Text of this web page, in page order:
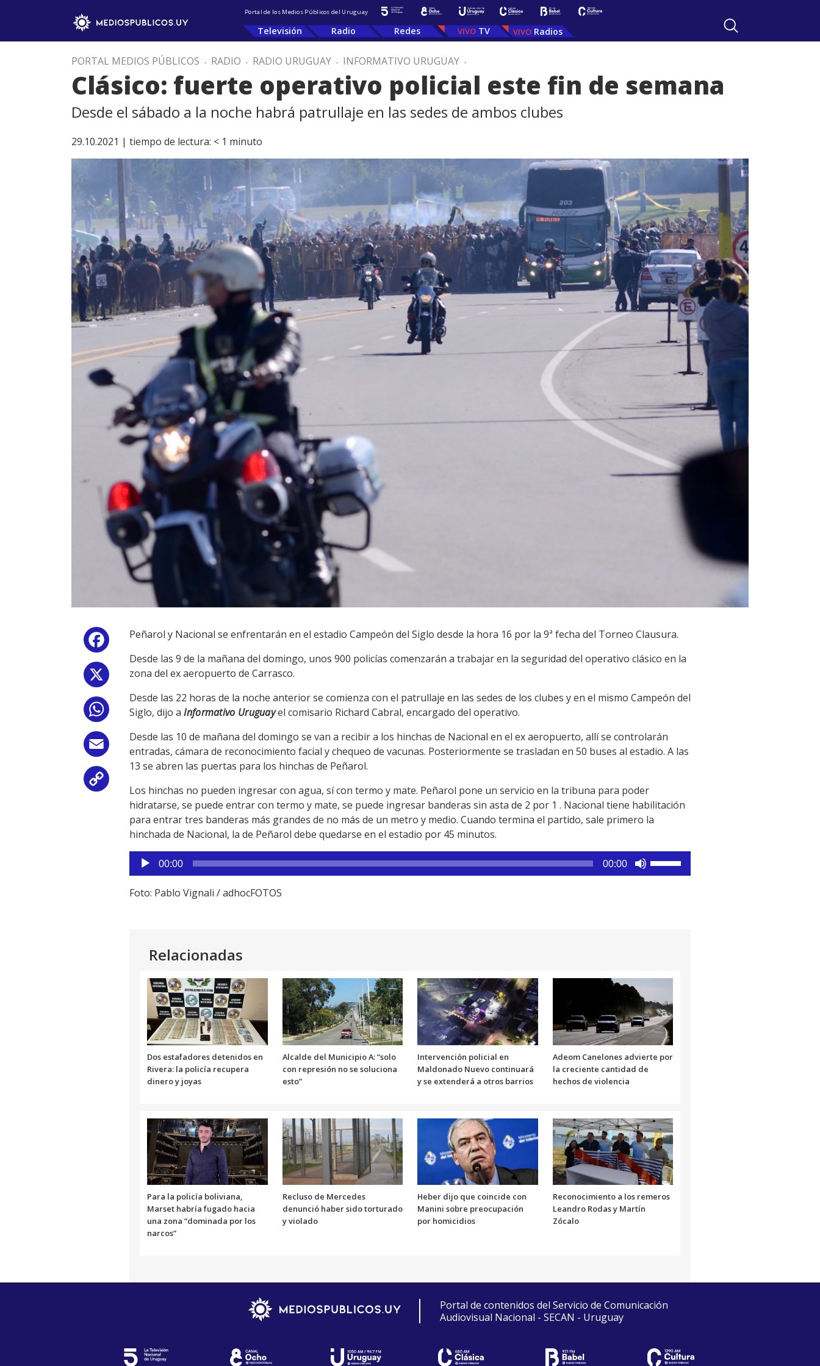
Portal de los Medios Públicos del Uruguay
Televisión Radio Redes TV Radios
PORTAL MEDIOS PÚBLICOS . RADIO . RADIO URUGUAY . INFORMATIVO URUGUAY .
Clásico: fuerte operativo policial este fin de semana
Desde el sábado a la noche habrá patrullaje en las sedes de ambos clubes
29.10.2021 | tiempo de lectura: < 1 minuto
Facebook
WhatsApp
Email
Link
Peñarol y Nacional se enfrentarán en el estadio Campeón del Siglo desde la hora 16 por la 9ª fecha del Torneo Clausura.
Desde las 9 de la mañana del domingo, unos 900 policías comenzarán a trabajar en la seguridad del operativo clásico en la
zona del ex aeropuerto de Carrasco.
Desde las 22 horas de la noche anterior se comienza con el patrullaje en las sedes de los clubes y en el mismo Campeón del
Siglo, dijo a Informativo Uruguayel comisario Richard Cabral, encargado del operativo.
Desde las 10 de mañana del domingo se van a recibir a los hinchas de Nacional en el ex aeropuerto, allí se controlarán
entradas, cámara de reconocimiento facial y chequeo de vacunas. Posteriormente se trasladan en 50 buses al estadio. A las
13 se abren las puertas para los hinchas de Peñarol.
Los hinchas no pueden ingresar con agua, sí con termo y mate. Peñarol pone un servicio en la tribuna para poder
hidratarse, se puede entrar con termo y mate, se puede ingresar banderas sin asta de 2 por 1 . Nacional tiene habilitación
para entrar tres banderas más grandes de no más de un metro y medio. Cuando termina el partido, sale primero la
hinchada de Nacional, la de Peñarol debe quedarse en el estadio por 45 minutos.
Reproductor
de
audio
00:00 00:00
el
volumen.
Foto: Pablo Vignali / adhocFOTOS
Relacionadas
Dos estafadores detenidos en
Rivera: la policía recupera
dinero y joyas
Alcalde del Municipio A: “solo
con represión no se soluciona
esto”
Intervención policial en
Maldonado Nuevo continuará
y se extenderá a otros barrios
Adeom Canelones advierte por
la creciente cantidad de
hechos de violencia
Para la policía boliviana,
Marset habría fugado hacia
una zona “dominada por los
narcos”
Recluso de Mercedes
denunció haber sido torturado
y violado
Heber dijo que coincide con
Manini sobre preocupación
por homicidios
Reconocimiento a los remeros
Leandro Rodas y Martín
Zócalo
Portal de contenidos del Servicio de Comunicación
Audiovisual Nacional - SECAN - Uruguay